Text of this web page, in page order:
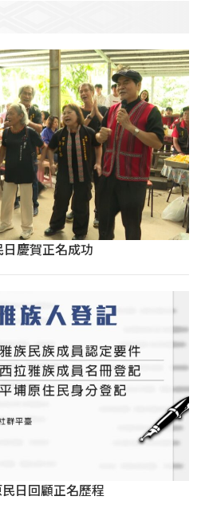
慶賀正名成功
日回顧正名歷程